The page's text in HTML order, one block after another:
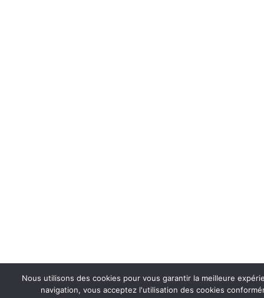
Nous utilisons des cookies pour vous garantir la meilleure
navigation, vous acceptez l'utilisation des cookies